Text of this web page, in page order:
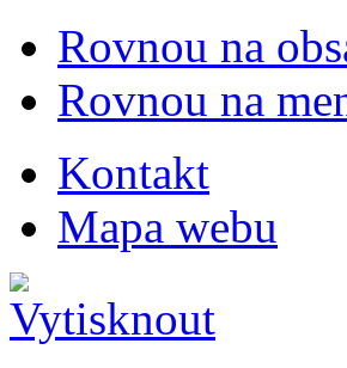
Rovnou na
Rovnou na
Kontakt
Mapa webu